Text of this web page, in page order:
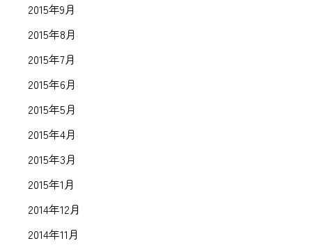
2015年9月
2015年8月
2015年7月
2015年6月
2015年5月
2015年4月
2015年3月
2015年1月
2014年12月
2014年11月